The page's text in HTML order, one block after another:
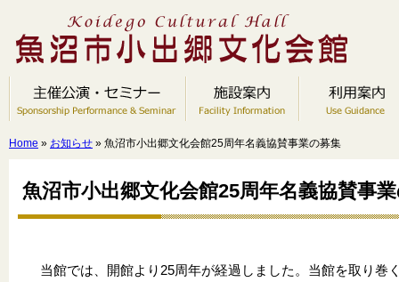
Home » お知らせ » 魚沼市小出郷文化会館25周年名義協賛事業の募集
魚沼市小出郷文化会館25周年名義協賛事
当館では、開館より25周年が経過しました。当館を取り巻